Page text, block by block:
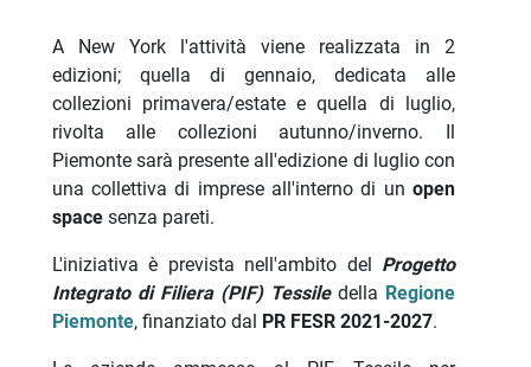
A New York l'attività viene realizzata in 2
edizioni; quella di gennaio, dedicata alle
collezioni primavera/estate e quella di luglio,
rivolta alle collezioni autunno/inverno. Il
Piemonte sarà presente all'edizione di luglio con
una collettiva di imprese all'interno di un open
spacesenza pareti.
L'iniziativa è prevista nell'ambito del Progetto
Integrato di Filiera (PIF) Tessiledella Regione
Piemonte, finanziato dal PR FESR 2021-2027.